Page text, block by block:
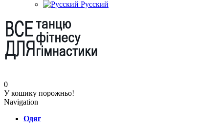
Русский
0
У кошику порожньо!
Navigation
Одяг